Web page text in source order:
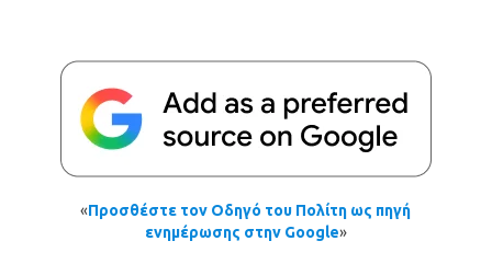
«Προσθέστε τον Οδηγό του Πολίτη ως πηγή
ενημέρωσης στην Google»